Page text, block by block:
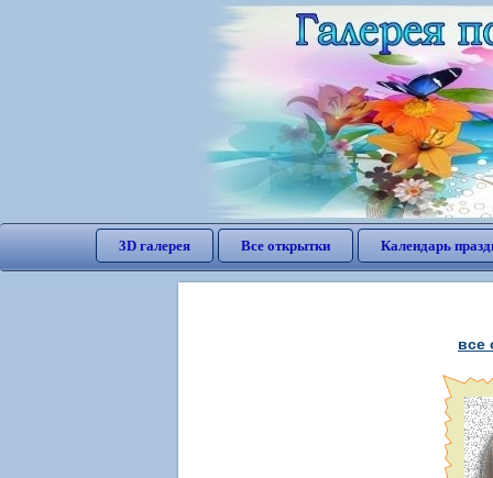
3D галерея Все открытки Календарь
все